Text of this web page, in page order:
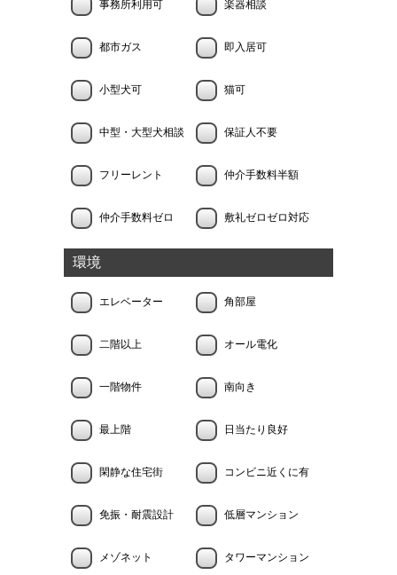
事務所利用可 楽器相談
都市ガス 即入居可
小型犬可 猫可
中型・大型犬相談 保証人不要
フリーレント 仲介手数料半額
仲介手数料ゼロ 敷礼ゼロゼロ対応
環境
エレベーター 角部屋
二階以上 オール電化
一階物件 南向き
最上階 日当たり良好
閑静な住宅街 コンビニ近くに有
免振・耐震設計 低層マンション
メゾネット タワーマンション